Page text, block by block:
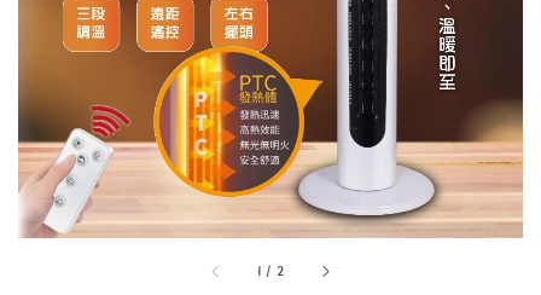
1 / 2